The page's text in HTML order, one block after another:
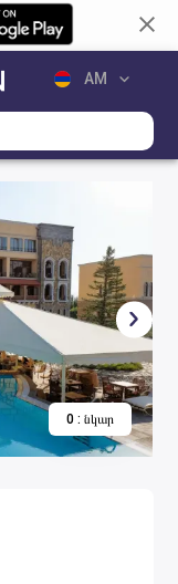
AM
RU
EN
0: նկար